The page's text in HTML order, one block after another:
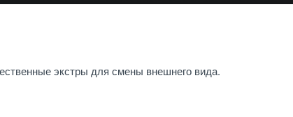
экстры для смены внешнего вида.